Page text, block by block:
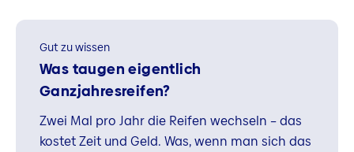
Gut zu wissen
Was taugen eigentlich
Ganzjahresreifen?
Zwei Mal pro Jahr die Reifen wechseln – das
kostet Zeit und Geld. Was, wenn man sich das